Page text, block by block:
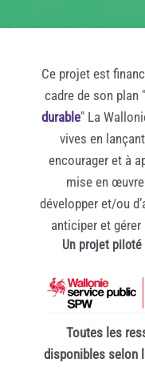
Ce projet est
cadre de son plan "
durable" La
vives en
encourager et à
mise en
développer et/ou
anticiper et
Un projet piloté
Toutes les
disponibles selon